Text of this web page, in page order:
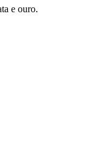
e ouro.